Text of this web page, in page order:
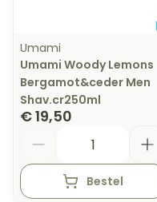
Umami
Umami Woody Lemons
Bergamot&ceder Men
Shav.cr250ml
€ 19,50
Bestel